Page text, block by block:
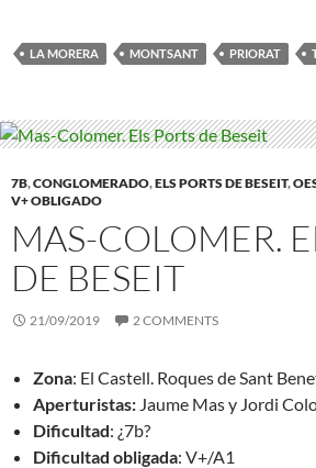
LA MORERA MONTSANT PRIORAT
7B,CONGLOMERADO,ELS PORTS DE BESEIT,
V+ OBLIGADO
MAS-COLOMER.
DE BESEIT
21/09/2019 2 COMMENTS
Zona: El Castell. Roques de Sant
Aperturistas: Jaume Mas y Jordi
Dificultad: ¿7b?
Dificultad obligada: V+/A1